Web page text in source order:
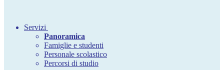
Servizi
Panoramica
Famiglie e studenti
Personale scolastico
Percorsi di studio